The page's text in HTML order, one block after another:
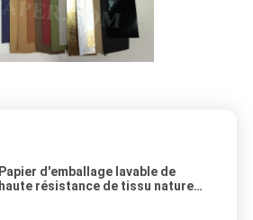
Papier d'emballage lavable de
haute résistance de tissu naturel